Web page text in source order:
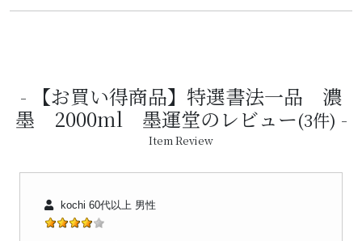
【お買い得商品】特選書法一品 濃
墨 2000ml 墨運堂のレビュー(3件)
Item Review
kochi 60代以上 男性